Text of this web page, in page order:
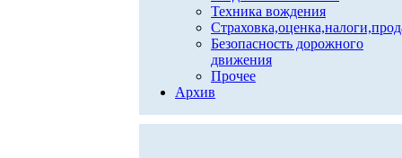
Техника вождения
Безопасность дорожного
движения
Прочее
Архив